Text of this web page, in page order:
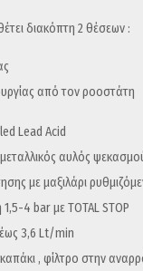
διακόπτη 2 θέσεων :
από τον ροοστάτη
Lead Acid
αυλός
με μαξιλάρι
4 bar με TOTAL STOP
3,6 Lt/min
, φίλτρο στην